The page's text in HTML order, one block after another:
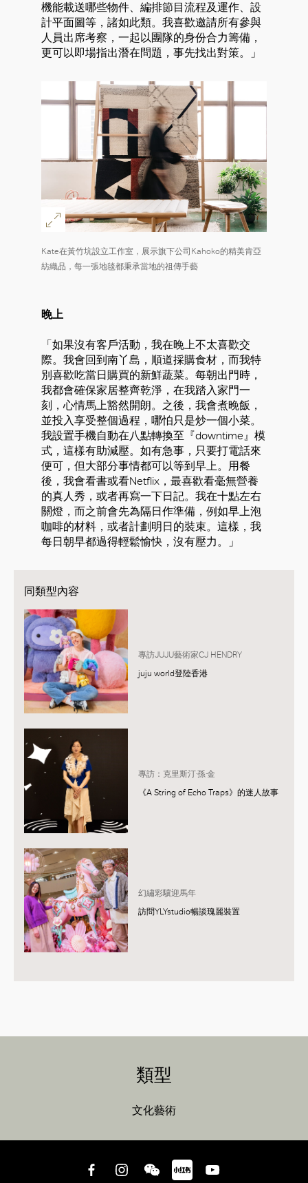
機能載送哪些物件、編排節目流程及運作、設
計平面圖等，諸如此類。我喜歡邀請所有參與
人員出席考察，一起以團隊的身份合力籌備，
更可以即場指出潛在問題，事先找出對策。」
Kate在黃竹坑設立工作室，展示旗下公司Kahoko的精美肯亞
紡織品，每一張地毯都秉承當地的祖傳手藝
晚上
「如果沒有客戶活動，我在晚上不太喜歡交
際。我會回到南丫島，順道採購食材，而我特
別喜歡吃當日購買的新鮮蔬菜。每朝出門時，
我都會確保家居整齊乾淨，在我踏入家門一
刻，心情馬上豁然開朗。之後，我會煮晚飯，
並投入享受整個過程，哪怕只是炒一個小菜。
我設置手機自動在八點轉換至『downtime』模
式，這樣有助減壓。如有急事，只要打電話來
便可，但大部分事情都可以等到早上。用餐
後，我會看書或看Netflix，最喜歡看毫無營養
的真人秀，或者再寫一下日記。我在十點左右
關燈，而之前會先為隔日作準備，例如早上泡
咖啡的材料，或者計劃明日的裝束。這樣，我
每日朝早都過得輕鬆愉快，沒有壓力。」
同類型內容
專訪JUJU藝術家CJ HENDRY
juju world登陸香港
專訪：克里斯汀·孫·金
《A String of Echo Traps》的迷人故事
幻繡彩驥迎馬年
訪問YLYstudio暢談瑰麗裝置
類型
文化藝術